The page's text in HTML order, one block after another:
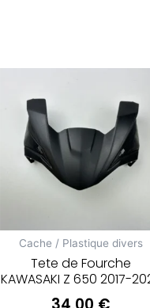
Cache / Plastique divers
Tete de Fourche
KAWASAKI Z 650 2017-